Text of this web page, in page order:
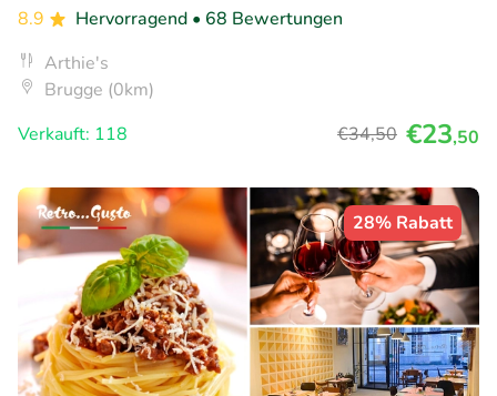
8.9
Hervorragend • 68 Bewertungen
Arthie's
Brugge (0km)
Verkauft: 118
€34,50 €23,50
28% Rabatt